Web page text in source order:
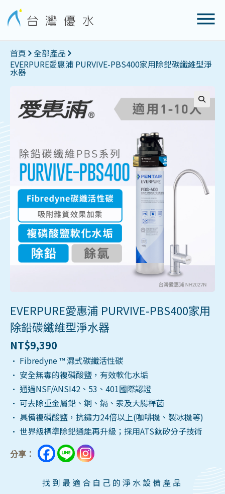
首頁
全部產品
EVERPURE愛惠浦 PURVIVE-PBS400家用除鉛碳纖維型淨
水器
EVERPURE愛惠浦 PURVIVE-PBS400家用
除鉛碳纖維型淨水器
NT$9,390
• Fibredyne ™ 濕式碳纖活性碳
• 安全無毒的複磷酸鹽，有效軟化水垢
• 通過NSF/ANSI42、53、401國際認證
• 可去除重金屬鉛、銅、鎘、汞及大腸桿菌
• 具備複磷酸鹽，抗鏽力24倍以上(咖啡機、製冰機等)
• 世界級標準除鉛通能再升級；採用ATS鈦矽分子技術
分享：
找到最適合自己的淨水設備產品